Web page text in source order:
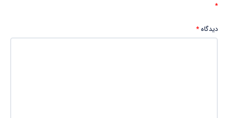
*
دیدگاه*